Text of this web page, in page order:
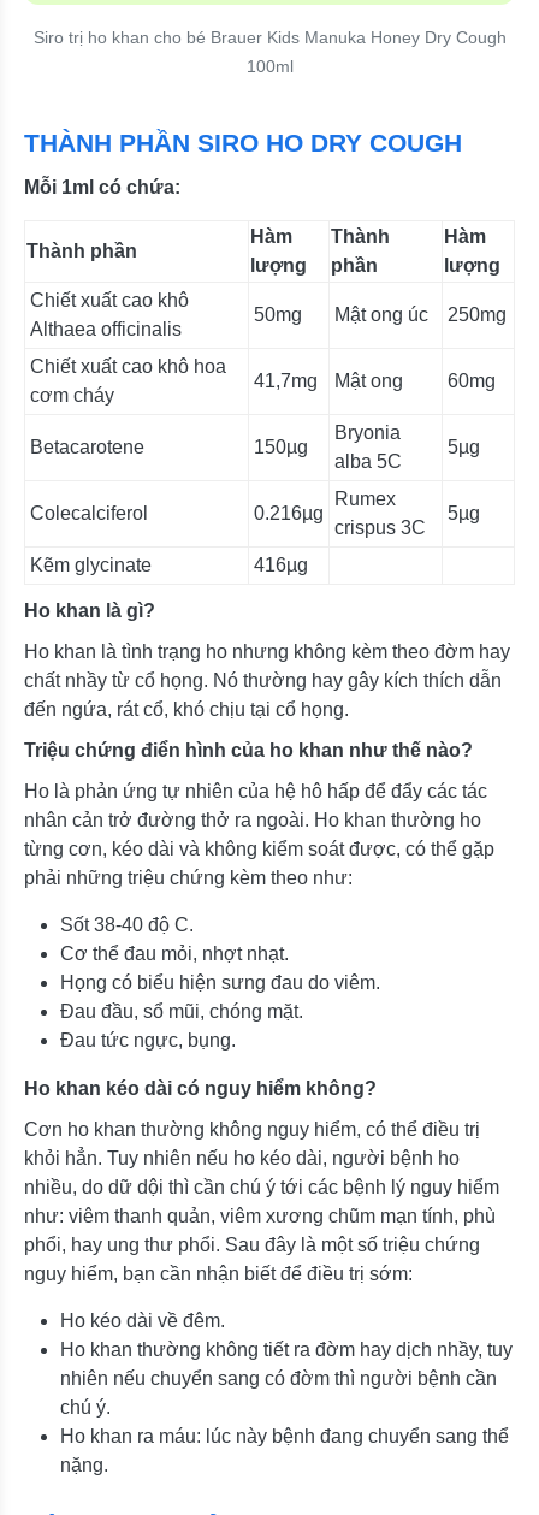
Siro trị ho khan cho bé Brauer Kids Manuka Honey Dry Cough
100ml
THÀNH PHẦN SIRO HO DRY COUGH
Mỗi 1ml có chứa:
Thành phần
Hàm
lượng
Thành
phần
Hàm
lượng
Chiết xuất cao khô
Althaea officinalis
50mg Mật ong úc 250mg
Chiết xuất cao khô hoa
cơm cháy
41,7mg Mật ong 60mg
Betacarotene 150µg
Bryonia
alba 5C
5µg
Colecalciferol 0.216µg
Rumex
crispus 3C
5µg
Kẽm glycinate 416µg
Ho khan là gì?
Ho khan là tình trạng ho nhưng không kèm theo đờm hay
chất nhầy từ cổ họng. Nó thường hay gây kích thích dẫn
đến ngứa, rát cổ, khó chịu tại cổ họng.
Triệu chứng điển hình của ho khan như thế nào?
Ho là phản ứng tự nhiên của hệ hô hấp để đẩy các tác
nhân cản trở đường thở ra ngoài. Ho khan thường ho
từng cơn, kéo dài và không kiểm soát được, có thể gặp
phải những triệu chứng kèm theo như:
Sốt 38-40 độ C.
Cơ thể đau mỏi, nhợt nhạt.
Họng có biểu hiện sưng đau do viêm.
Đau đầu, sổ mũi, chóng mặt.
Đau tức ngực, bụng.
Ho khan kéo dài có nguy hiểm không?
Cơn ho khan thường không nguy hiểm, có thể điều trị
khỏi hẳn. Tuy nhiên nếu ho kéo dài, người bệnh ho
nhiều, do dữ dội thì cần chú ý tới các bệnh lý nguy hiểm
như: viêm thanh quản, viêm xương chũm mạn tính, phù
phổi, hay ung thư phổi. Sau đây là một số triệu chứng
nguy hiểm, bạn cần nhận biết để điều trị sớm:
Ho kéo dài về đêm.
Ho khan thường không tiết ra đờm hay dịch nhầy, tuy
nhiên nếu chuyển sang có đờm thì người bệnh cần
chú ý.
Ho khan ra máu: lúc này bệnh đang chuyển sang thể
nặng.